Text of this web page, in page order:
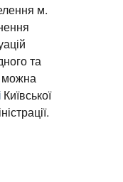
м.
та
можна
Київської